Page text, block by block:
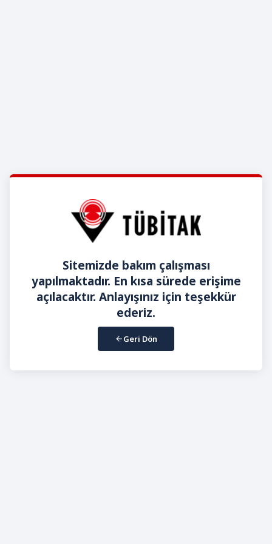
Sitemizde bakım çalışması
yapılmaktadır. En kısa sürede erişime
açılacaktır. Anlayışınız için teşekkür
ederiz.
Geri Dön